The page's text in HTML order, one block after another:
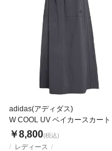
レディース
adidas(アディダス)
W COOL UV ベイカースカート
￥8,800(税込)